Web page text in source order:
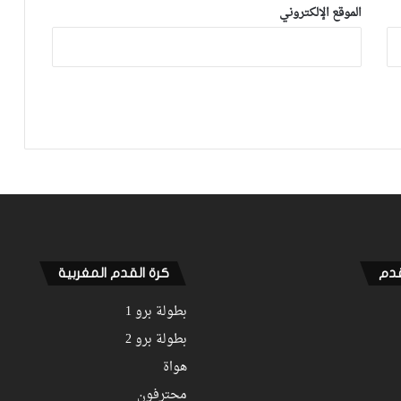
الملكي يتوقف أمام الكوكب المراكشي
الموقع الإلكتروني
كرة القدم المغربية
بطولة برو 1
بطولة برو 2
هواة
محترفون